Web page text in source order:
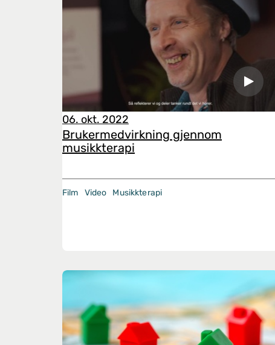
06. okt. 2022
Brukermedvirkning gjennom
musikkterapi
Film Video Musikkterapi